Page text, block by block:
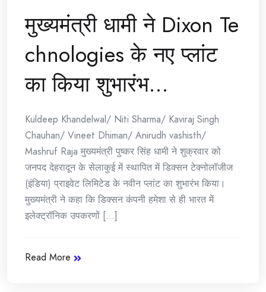
मुख्यमंत्री धामी ने Dixon Te
chnologies के नए प्लांट
का किया शुभारंभ…
Kuldeep Khandelwal/ Niti Sharma/ Kaviraj Singh
Chauhan/ Vineet Dhiman/ Anirudh vashisth/
Mashruf Raja मुख्यमंत्री पुष्कर सिंह धामी ने शुक्रवार को
जनपद देहरादून के सेलाकुई में स्थापित में डिक्सन टेक्नोलॉजीज
(इंडिया) प्राइवेट लिमिटेड के नवीन प्लांट का शुभारंभ किया।
मुख्यमंत्री ने कहा कि डिक्सन कंपनी हमेशा से ही भारत में
इलेक्ट्रॉनिक उपकरणों [...]
Read More